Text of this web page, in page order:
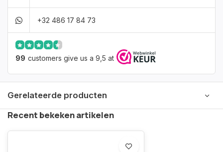
+32 486 17 84 73
99 customers give us a 9,5 at
Gerelateerde producten
Recent bekeken artikelen